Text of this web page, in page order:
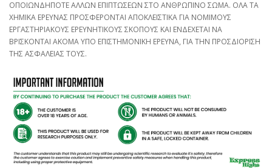
ΟΠΟΙΩΝΔΗΠΟΤΕ ΑΛΛΩΝ ΕΠΙΠΤΩΣΕΩΝ ΣΤΟ ΑΝΘΡΩΠΙΝΟ ΣΩΜΑ. ΟΛΑ ΤΑ
ΧΗΜΙΚΑ ΕΡΕΥΝΑΣ ΠΡΟΣΦΕΡΟΝΤΑΙ ΑΠΟΚΛΕΙΣΤΙΚΑ ΓΙΑ ΝΟΜΙΜΟΥΣ
ΕΡΓΑΣΤΗΡΙΑΚΟΥΣ ΕΡΕΥΝΗΤΙΚΟΥΣ ΣΚΟΠΟΥΣ ΚΑΙ ΕΝΔΕΧΕΤΑΙ ΝΑ
ΒΡΙΣΚΟΝΤΑΙ ΑΚΟΜΑ ΥΠΟ ΕΠΙΣΤΗΜΟΝΙΚΗ ΕΡΕΥΝΑ, ΓΙΑ ΤΗΝ ΠΡΟΣΔΙΟΡΙΣΗ
ΤΗΣ ΑΣΦΑΛΕΙΑΣ ΤΟΥΣ.